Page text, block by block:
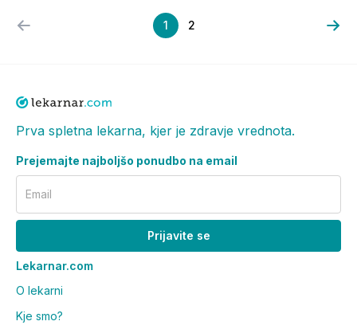
1 2
Prva spletna lekarna, kjer je zdravje vrednota.
Prejemajte najboljšo ponudbo na email
Email
Prijavite se
Lekarnar.com
O lekarni
Kje smo?